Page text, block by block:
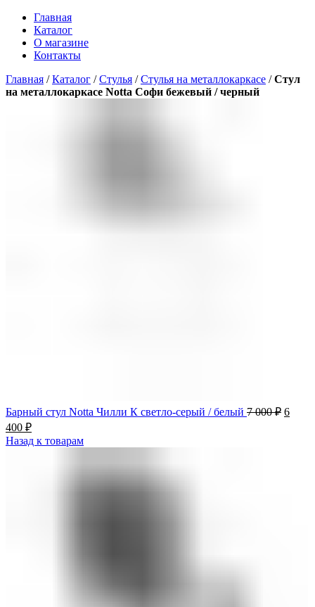
Главная
Каталог
О магазине
Контакты
Главная /Каталог /Стулья /Стулья на металлокаркасе /Стул
на металлокаркасе Notta Софи бежевый / черный
Барный стул Notta Чилли К светло-серый / белый 7 000₽ 6
400 ₽
Назад к товарам